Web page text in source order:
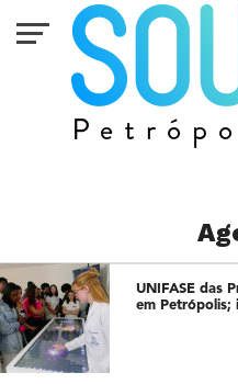
UNIFASE das
em Petrópolis;